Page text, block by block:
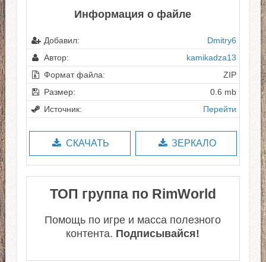
Информация о файле
Добавил:
Dmitry6
Автор:
kamikadza13
Формат файла:
ZIP
Размер:
0.6 mb
Источник:
Перейти
СКАЧАТЬ ЗЕРКАЛО
ТОП группа по RimWorld
Помощь по игре и масса полезного
контента. Подписывайся!